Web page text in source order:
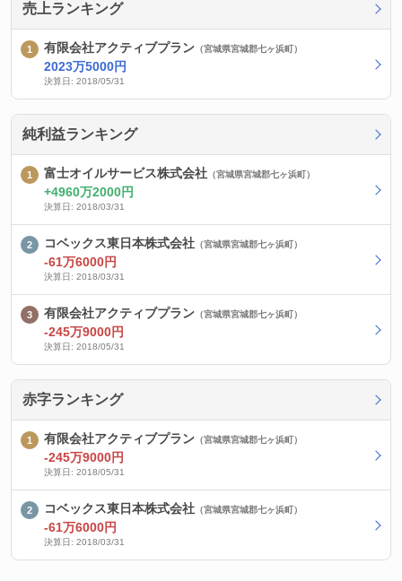
売上ランキング
有限会社アクティブプラン （宮城県宮城郡七ヶ浜町）
2023万5000円
決算日: 2018/05/31
純利益ランキング
富士オイルサービス株式会社 （宮城県宮城郡七ヶ浜町）
4960万2000円
決算日: 2018/03/31
コベックス東日本株式会社 （宮城県宮城郡七ヶ浜町）
-61万6000円
決算日: 2018/03/31
有限会社アクティブプラン （宮城県宮城郡七ヶ浜町）
-245万9000円
決算日: 2018/05/31
赤字ランキング
有限会社アクティブプラン （宮城県宮城郡七ヶ浜町）
-245万9000円
決算日: 2018/05/31
コベックス東日本株式会社 （宮城県宮城郡七ヶ浜町）
-61万6000円
決算日: 2018/03/31